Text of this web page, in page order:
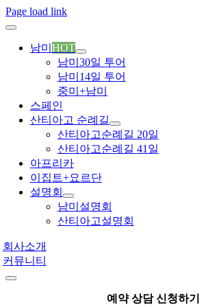
Page load link
남미 HOT
남미30일 투어
남미14일 투어
중미+남미
스페인
산티아고 순례길
산티아고순례길 20일
산티아고순례길 41일
아프리카
이집트+요르단
설명회
남미설명회
산티아고설명회
회사소개
커뮤니티
예약 상담 신청하기